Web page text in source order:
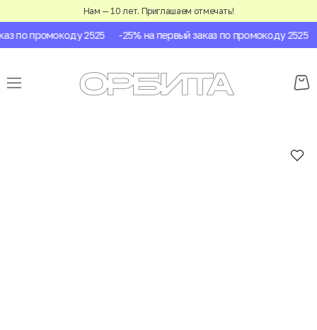
Нам — 10 лет. Приглашаем отмечать!
по промокоду 2525 -25% на первый заказ по промокоду 2525